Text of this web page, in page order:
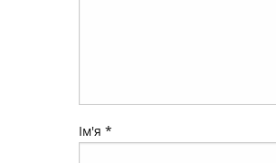
Ім'я *